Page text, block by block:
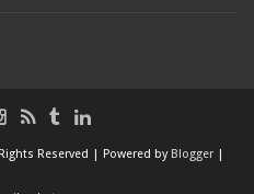
Reserved | Powered by Blogger